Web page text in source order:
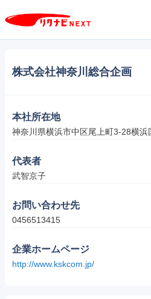
株式会社神奈川総合企画
本社所在地
神奈川県横浜市中区尾上町3-28横浜
代表者
武智京子
お問い合わせ先
0456513415
企業ホームページ
http://www.kskcom.jp/